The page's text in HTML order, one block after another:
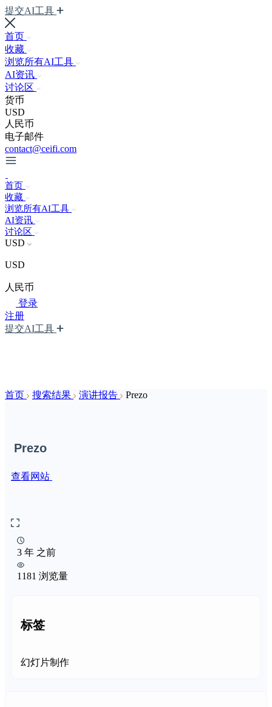
提交AI工具
首页
收藏
浏览所有AI工具
AI资讯
讨论区
货币
USD
人民币
电子邮件
contact@ceifi.com
首页
收藏
浏览所有AI工具
AI资讯
讨论区
USD
USD
人民币
登录
注册
提交AI工具
首页 搜索结果 演讲报告 Prezo
Prezo
查看网站
3 年 之前
1181 浏览量
标签
幻灯片制作